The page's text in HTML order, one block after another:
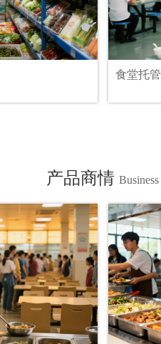
食堂托管
产品商情 Business